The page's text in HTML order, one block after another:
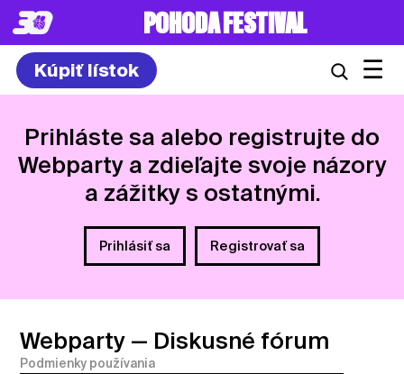
POHODA FESTIVAL
Kúpiť lístok ☰
Prihláste sa alebo registrujte do
Webparty a zdieľajte svoje názory
a zážitky s ostatnými.
Prihlásiť sa Registrovať sa
Webparty — Diskusné fórum
Podmienky používania